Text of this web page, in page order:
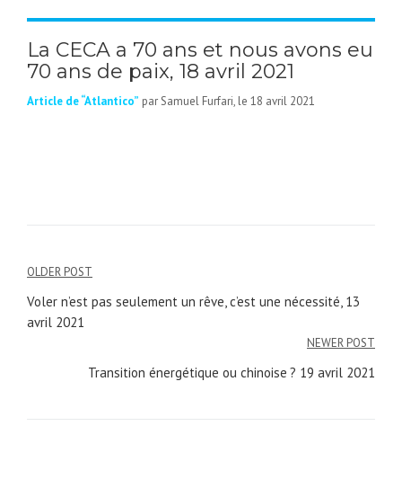
La CECA a 70 ans et nous avons eu
70 ans de paix, 18 avril 2021
Article de “Atlantico” par Samuel Furfari, le 18 avril 2021
Navigation
de
l’article
OLDER POST
Voler n’est pas seulement un rêve, c’est une nécessité, 13
avril 2021
NEWER POST
Transition énergétique ou chinoise ? 19 avril 2021